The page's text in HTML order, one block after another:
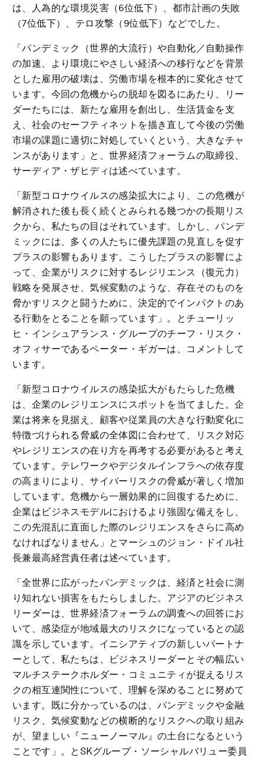
は、人為的な環境災害（6位低下）、都市計画の失敗
（7位低下）、テロ攻撃（9位低下）などでした。
「パンデミック（世界的大流行）や自動化／自動操作
の加速、より環境にやさしい経済への移行などを背景
とした雇用の破壊は、労働市場を根本的に変化させて
います。今回の危機からの脱却を図るにあたり、リー
ダーたちには、新たな雇用を創出し、生活賃金を支
え、社会のセーフティネットを描き直して今後の労働
市場の課題に適切に対処していくという、大きなチャ
ンスがあります」と、世界経済フォーラムの取締役、
サーディア・ザヒディは述べています。
「新型コロナウイルスの感染拡大により、この危機が
解消された後も長く続くとみられる幾つかの長期リス
クから、私たちの目はそれています。しかし、パンデ
ミックには、多くの人たちに優先課題の見直しを促す
プラスの影響もあります。こうしたプラスの影響によ
って、企業がリスクに対するレジリエンス（復元力）
戦略を発展させ、気候変動のような、存在そのものを
脅かすリスクと闘うために、決定的でインパクトのあ
る行動をとることを願っています」。とチューリッ
ヒ・インシュアランス・グループのチーフ・リスク・
オフィサーであるペーター・ギガーは、コメントして
います。
「新型コロナウイルスの感染拡大がもたらした危機
は、企業のレジリエンスにスポットを当てました。企
業は将来を見据え、顧客や従業員の大きな行動変化に
特徴づけられる脅威の全体図に合わせて、リスク対応
やレジリエンスの在り方を再考する必要があると考え
ています。テレワークやデジタルインフラへの依存度
の高まりにより、サイバーリスクの脅威が著しく増加
しています。危機から一層効果的に回復するために、
企業はビジネスモデルにおけるより強固な備えをし、
この先混乱に直面した際のレジリエンスをさらに高め
なければなりません」とマーシュのジョン・ドイル社
長兼最高経営責任者は述べています。
「全世界に広がったパンデミックは、経済と社会に測
り知れない損害をもたらしました。アジアのビジネス
リーダーは、世界経済フォーラムの調査への回答にお
いて、感染症が地域最大のリスクになっているとの認
識を示しています。イニシアティブの新しいパートナ
ーとして、私たちは、ビジネスリーダーとその幅広い
マルチステークホルダー・コミュニティが捉えるリス
クの相互連関性について、理解を深めることに努めて
います。既に分かっているのは、パンデミックや金融
リスク、気候変動などの横断的なリスクへの取り組み
が、望ましい『ニューノーマル』の土台になるという
ことです」。とSKグループ・ソーシャルバリュー委員